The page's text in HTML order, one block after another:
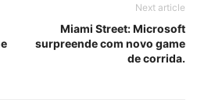
Next article
Miami Street: Microsoft
surpreende com novo game
de corrida.